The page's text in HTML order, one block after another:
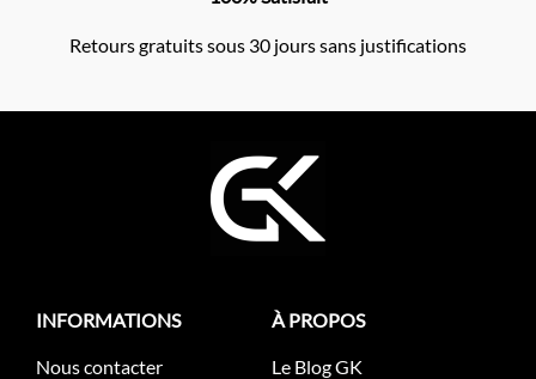
Retours gratuits sous 30 jours sans justifications
INFORMATIONS
Nous contacter
À PROPOS
Le Blog GK